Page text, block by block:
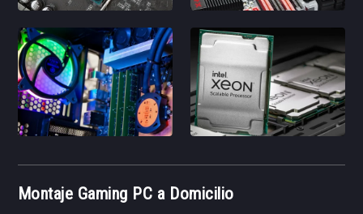
Montaje Gaming PC a Domicilio